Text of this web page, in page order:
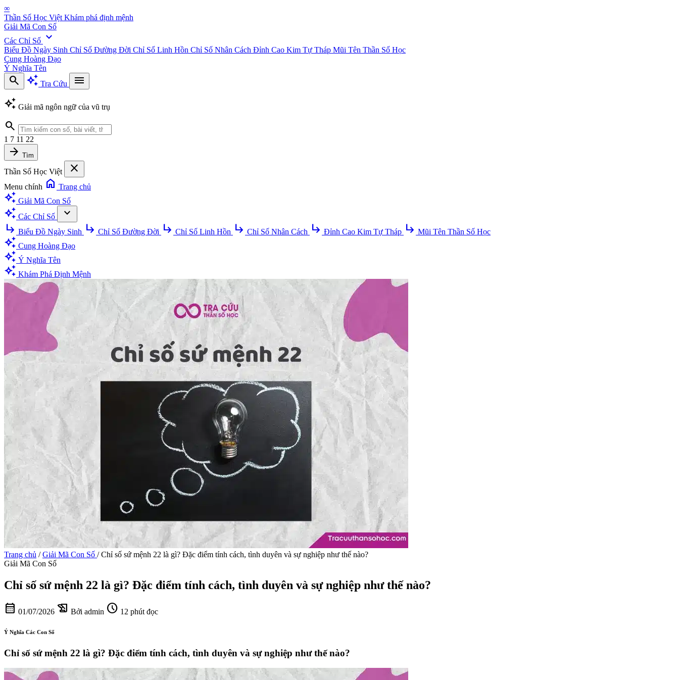
∞
Thần Số Học Việt Khám phá định mệnh
Giải Mã Con Số
Các Chỉ Số expand_more
Biểu Đồ Ngày Sinh Chỉ Số Đường Đời Chỉ Số Linh Hồn Chỉ Số Nhân Cách Đỉnh Cao Kim Tự Tháp Mũi Tên Thần Số Học
Cung Hoàng Đạo
Ý Nghĩa Tên
search auto_awesome Tra Cứu
menu
auto_awesome Giải mã ngôn ngữ của vũ trụ
search
1 7 11 22
arrow_forward Tìm
Thần Số Học Việt close
Menu chính home Trang chủ
auto_awesome Giải Mã Con Số
auto_awesome Các Chỉ Số
expand_more
subdirectory_arrow_right Biểu Đồ Ngày Sinh subdirectory_arrow_right Chỉ Số Đường Đời subdirectory_arrow_right Chỉ Số Linh Hồn subdirectory_arrow_right Chỉ Số Nhân Cách subdirectory_arrow_right Đỉnh Cao Kim Tự Tháp subdirectory_arrow_right Mũi Tên Thần Số Học
auto_awesome Cung Hoàng Đạo
auto_awesome Ý Nghĩa Tên
auto_awesome Khám Phá Định Mệnh
Trang chủ / Giải Mã Con Số / Chỉ số sứ mệnh 22 là gì? Đặc điểm tính cách, tình duyên và sự nghiệp như thế nào?
Giải Mã Con Số
Chỉ số sứ mệnh 22 là gì? Đặc điểm tính cách, tình duyên và sự nghiệp như thế nào?
calendar_month 01/07/2026 history_edu Bởi admin schedule 12 phút đọc
Ý Nghĩa Các Con Số
Chỉ số sứ mệnh 22 là gì? Đặc điểm tính cách, tình duyên và sự nghiệp như thế nào?